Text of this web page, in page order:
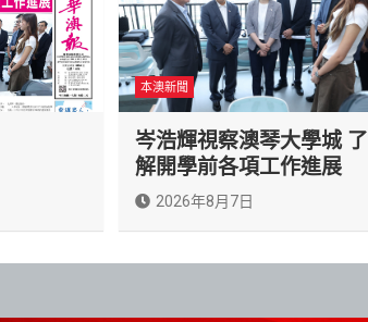
本澳新聞
岑浩輝視察澳琴大學城 了
解開學前各項工作進展
2026年8月7日